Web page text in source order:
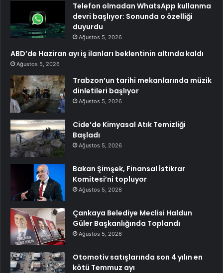
Telefon olmadan WhatsApp kullanma
devri başlıyor: Sonunda o özelliği
duyurdu
Ağustos 5, 2026
ABD’de Haziran ayı iş ilanları beklentinin altında kaldı
Ağustos 5, 2026
Trabzon’un tarihi mekanlarında müzik
dinletileri başlıyor
Ağustos 5, 2026
Cide’de Kimyasal Atık Temizliği
Başladı
Ağustos 5, 2026
Bakan Şimşek, Finansal İstikrar
Komitesi’ni topluyor
Ağustos 5, 2026
Çankaya Belediye Meclisi Haldun
Güler Başkanlığında Toplandı
Ağustos 5, 2026
Otomotiv satışlarında son 4 yılın en
kötü Temmuz ayı